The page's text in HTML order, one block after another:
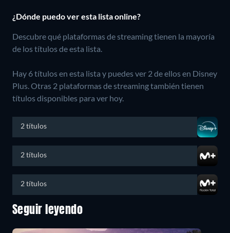
¿Dónde puedo ver esta lista online?
Descubre qué plataformas de streaming tienen la mayoría
de los títulos de esta lista.
Hay 6 títulos en esta lista y puedes ver 2 de ellos en Disney
Plus.Otras 2 plataformas de streaming también tienen
títulos disponibles para ver hoy.
2 títulos
2 títulos
2 títulos
Seguir leyendo